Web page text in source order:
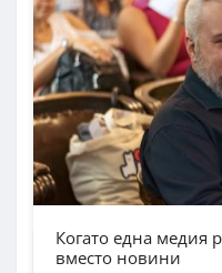
Когато една
вместо новини